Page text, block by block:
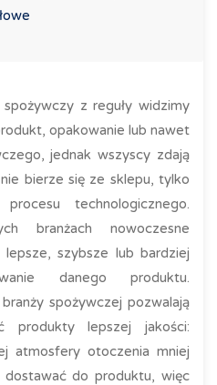
z reguły widzimy
opakowanie lub nawet
jednak wszyscy zdają
bierze się ze sklepu, tylko
technologicznego.
branżach nowoczesne
szybsze lub bardziej
danego produktu.
spożywczej pozwalają
produkty lepszej jakości:
atmosfery otoczenia mniej
dostawać do produktu, więc